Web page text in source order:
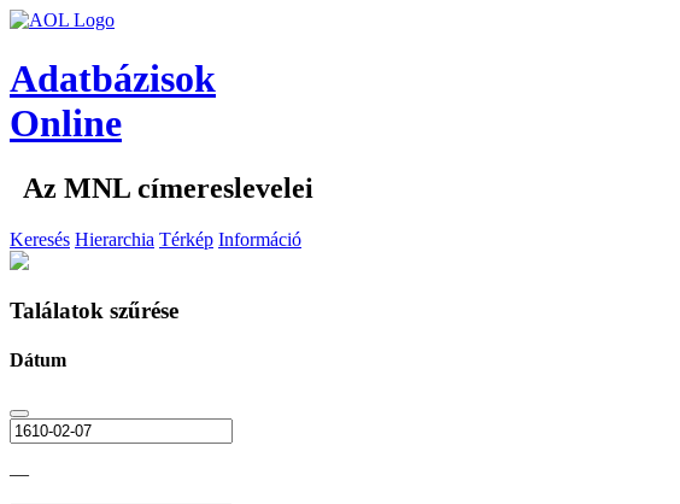
Adatbázisok
Online
Az MNL címereslevelei
Keresés Hierarchia Térkép Információ
Találatok szűrése
Dátum
—